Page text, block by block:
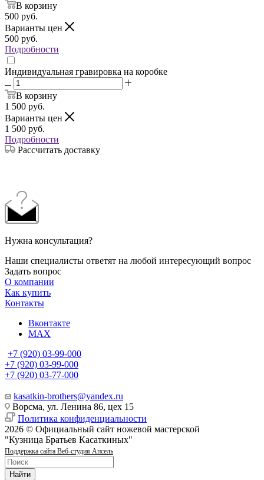
В корзину
500 руб.
Варианты цен
500 руб.
Подробности
Индивидуальная гравировка на коробке
В корзину
1 500 руб.
Варианты цен
1 500 руб.
Подробности
Рассчитать доставку
Нужна консультация?
Наши специалисты ответят на любой интересующий вопрос
Задать вопрос
О компании
Как купить
Контакты
Вконтакте
MAX
+7 (920) 03-99-000
+7 (920) 03-99-000
+7 (920) 03-77-000
kasatkin-brothers@yandex.ru
Ворсма, ул. Ленина 86, цех 15
Политика конфиденциальности
2026 © Официальный сайт ножевой мастерской
"Кузница Братьев Касаткиных"
Поддержка сайта Веб-студия Апсель
Найти